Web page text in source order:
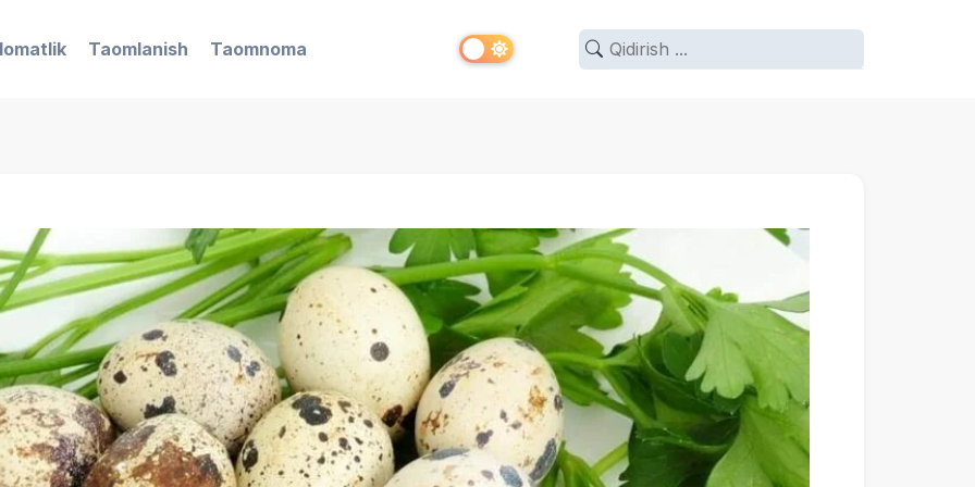
Taomlanish Taomnoma